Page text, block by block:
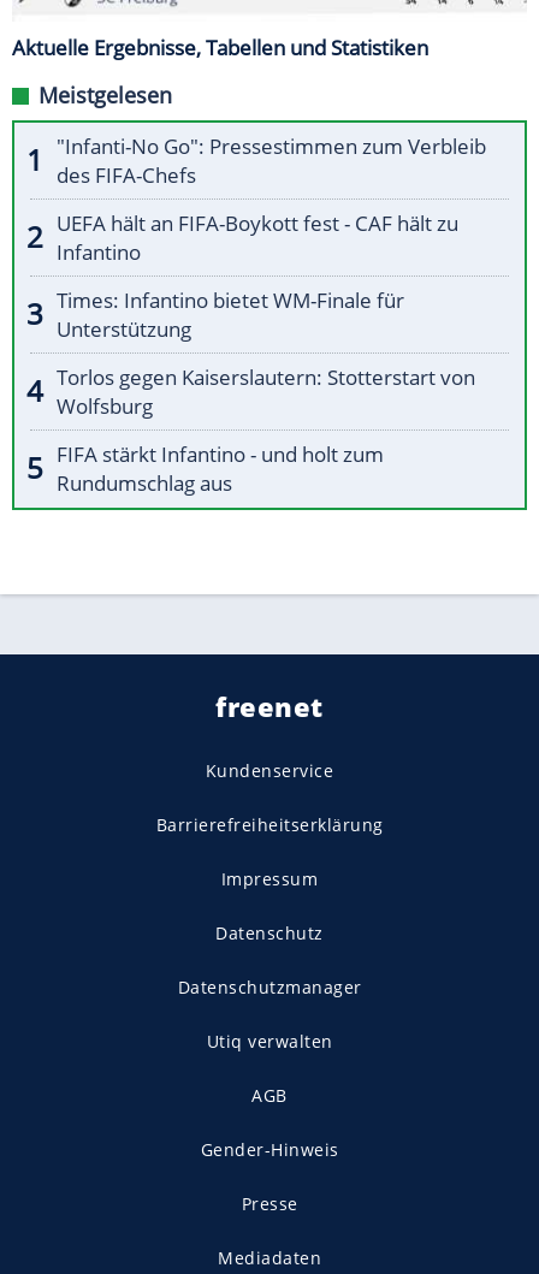
Aktuelle Ergebnisse, Tabellen und Statistiken
Meistgelesen
"Infanti-No Go": Pressestimmen zum Verbleib
des FIFA-Chefs
UEFA hält an FIFA-Boykott fest - CAF hält zu
Infantino
Times: Infantino bietet WM-Finale für
Unterstützung
Torlos gegen Kaiserslautern: Stotterstart von
Wolfsburg
FIFA stärkt Infantino - und holt zum
Rundumschlag aus
freenet
Kundenservice
Barrierefreiheitserklärung
Impressum
Datenschutz
Datenschutzmanager
Utiq verwalten
AGB
Gender-Hinweis
Presse
Mediadaten